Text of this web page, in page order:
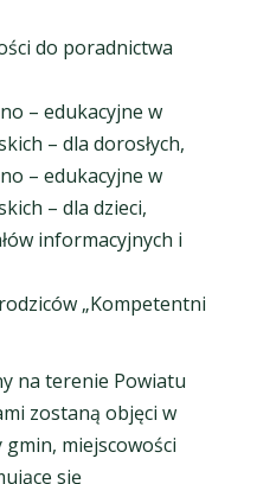
do poradnictwa
– edukacyjne w
– dla dorosłych,
– edukacyjne w
– dla dzieci,
informacyjnych i
„Kompetentni
na terenie Powiatu
zostaną objęci w
miejscowości
się